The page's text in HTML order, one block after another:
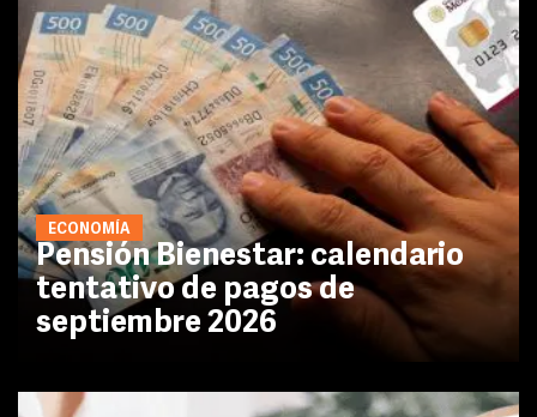
ECONOMÍA
Pensión Bienestar: calendario
tentativo de pagos de
septiembre 2026